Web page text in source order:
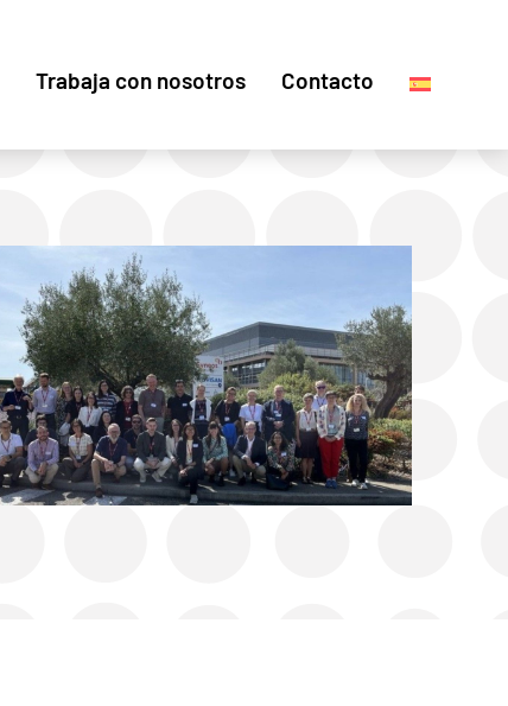
Trabaja con nosotros Contacto